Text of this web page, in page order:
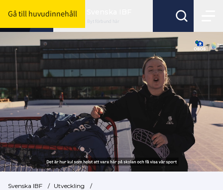
Gå till huvudinnehåll
Byt förbund här
Svenska IBF / Utveckling /